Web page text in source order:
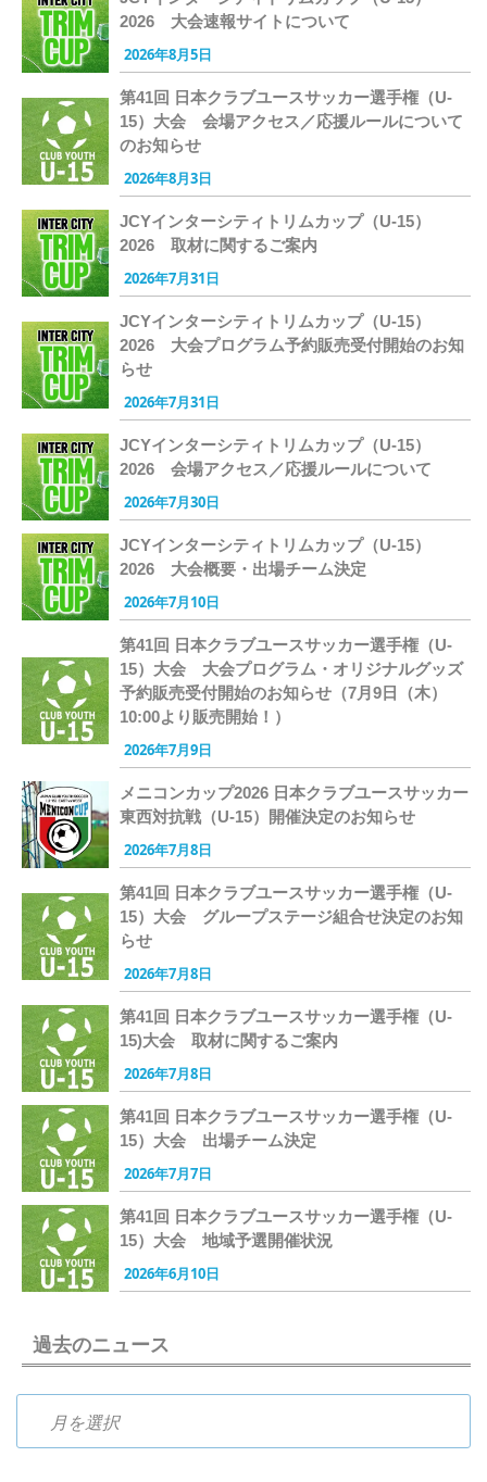
2026 大会速報サイトについて
2026年8月5日
第41回 日本クラブユースサッカー選手権（U-
15）大会 会場アクセス／応援ルールについて
のお知らせ
2026年8月3日
JCYインターシティトリムカップ（U-15）
2026 取材に関するご案内
2026年7月31日
JCYインターシティトリムカップ（U-15）
2026 大会プログラム予約販売受付開始のお知
らせ
2026年7月31日
JCYインターシティトリムカップ（U-15）
2026 会場アクセス／応援ルールについて
2026年7月30日
JCYインターシティトリムカップ（U-15）
2026 大会概要・出場チーム決定
2026年7月10日
第41回 日本クラブユースサッカー選手権（U-
15）大会 大会プログラム・オリジナルグッズ
予約販売受付開始のお知らせ（7月9日（木）
10:00より販売開始！）
2026年7月9日
メニコンカップ2026 日本クラブユースサッカー
東西対抗戦（U-15）開催決定のお知らせ
2026年7月8日
第41回 日本クラブユースサッカー選手権（U-
15）大会 グループステージ組合せ決定のお知
らせ
2026年7月8日
第41回 日本クラブユースサッカー選手権（U-
15)大会 取材に関するご案内
2026年7月8日
第41回 日本クラブユースサッカー選手権（U-
15）大会 出場チーム決定
2026年7月7日
第41回 日本クラブユースサッカー選手権（U-
15）大会 地域予選開催状況
2026年6月10日
過去のニュース